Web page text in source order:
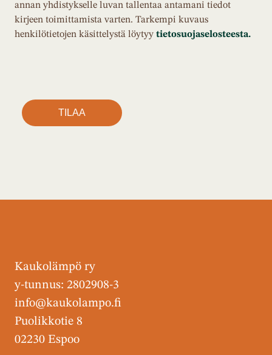
annan yhdistykselle luvan tallentaa antamani tiedot
kirjeen toimittamista varten. Tarkempi kuvaus
henkilötietojen käsittelystä löytyy tietosuojaselosteesta.
Kaukolämpö ry
y-tunnus: 2802908-3
info@kaukolampo.fi
Puolikkotie 8
02230 Espoo